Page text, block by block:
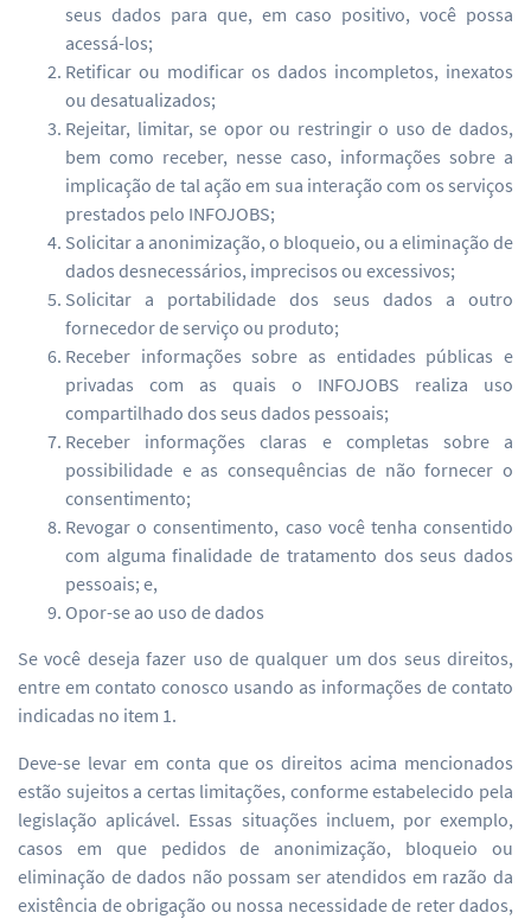
seus dados para que, em caso positivo, você possa
acessá-los;
Retificar ou modificar os dados incompletos, inexatos
ou desatualizados;
Rejeitar, limitar, se opor ou restringir o uso de dados,
bem como receber, nesse caso, informações sobre a
implicação de tal ação em sua interação com os serviços
prestados pelo INFOJOBS;
Solicitar a anonimização, o bloqueio, ou a eliminação de
dados desnecessários, imprecisos ou excessivos;
Solicitar a portabilidade dos seus dados a outro
fornecedor de serviço ou produto;
Receber informações sobre as entidades públicas e
privadas com as quais o INFOJOBS realiza uso
compartilhado dos seus dados pessoais;
Receber informações claras e completas sobre a
possibilidade e as consequências de não fornecer o
consentimento;
Revogar o consentimento, caso você tenha consentido
com alguma finalidade de tratamento dos seus dados
pessoais; e,
Opor-se ao uso de dados
Se você deseja fazer uso de qualquer um dos seus direitos,
entre em contato conosco usando as informações de contato
indicadas no item 1.
Deve-se levar em conta que os direitos acima mencionados
estão sujeitos a certas limitações, conforme estabelecido pela
legislação aplicável. Essas situações incluem, por exemplo,
casos em que pedidos de anonimização, bloqueio ou
eliminação de dados não possam ser atendidos em razão da
existência de obrigação ou nossa necessidade de reter dados,